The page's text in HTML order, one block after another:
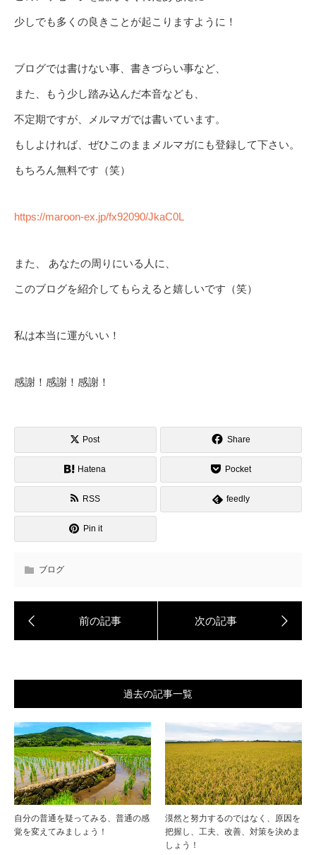
少しでも多くの良きことが起こりますように！
ブログでは書けない事、書きづらい事など、
また、もう少し踏み込んだ本音なども、
不定期ですが、メルマガでは書いています。
もしよければ、ぜひこのままメルマガにも登録して下さい。
もちろん無料です（笑）
https://maroon-ex.jp/fx92090/JkaC0L
また、 あなたの周りにいる人に、
このブログを紹介してもらえると嬉しいです（笑）
私は本当に運がいい！
感謝！感謝！感謝！
Post Share
Hatena Pocket
RSS feedly
Pin it
ブログ
過去の記事一覧
自分の普通を疑ってみる、普通の感
覚を変えてみましょう！
漠然と努力するのではなく、原因を
把握し、工夫、改善、対策を決めま
しょう！